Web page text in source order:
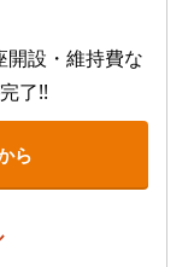
開設・維持費な
了!!
ら